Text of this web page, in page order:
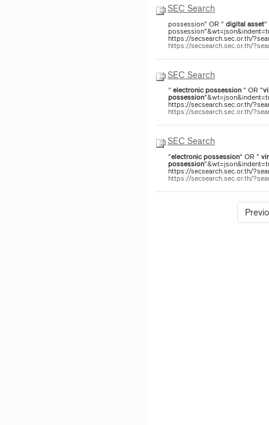
SEC Search
possession" OR " digitalasset"
https://secsearch.sec.or.th/
https://secsearch.sec.or.th/
SEC Search
" electronicpossession" OR "
possession
https://secsearch.sec.or.th/
https://secsearch.sec.or.th/
SEC Search
"electronicpossession" OR "
possession
https://secsearch.sec.or.th/
https://secsearch.sec.or.th/